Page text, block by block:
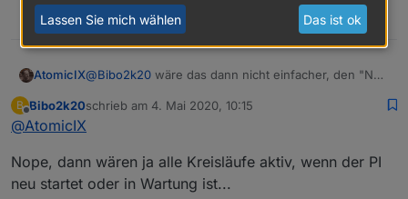
0
AtomicIX@Bibo2k20 wäre das dann nicht einfacher, den "NC"
nehmen?
B
Offline
Bibo2k20schrieb am 4. Mai 2020, 10:15
zuletzt editiert von
@AtomicIX
Nope, dann wären ja alle Kreisläufe aktiv, wenn der PI
neu startet oder in Wartung ist...
Lassen Sie mich wählen Das ist ok